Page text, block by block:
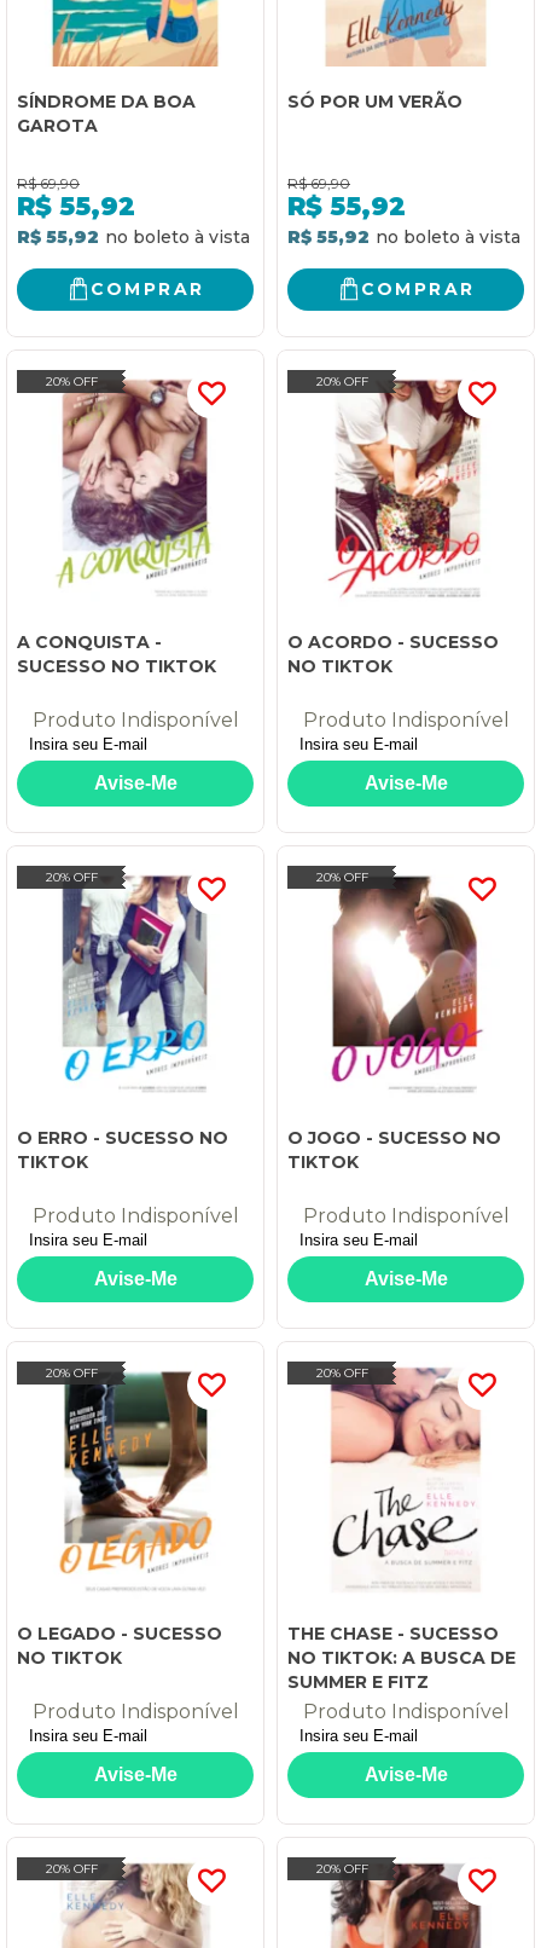
SÍNDROME DA BOA
GAROTA
R$ 69,90
R$ 55,92
R$ 55,92
COMPRAR
SÓ POR UM VERÃO
R$ 69,90
R$ 55,92
R$ 55,92
COMPRAR
20% OFF
A CONQUISTA -
SUCESSO NO TIKTOK
Produto Indisponível
20% OFF
O ACORDO - SUCESSO
NO TIKTOK
Produto Indisponível
20% OFF
O ERRO - SUCESSO NO
TIKTOK
Produto Indisponível
20% OFF
O JOGO - SUCESSO NO
TIKTOK
Produto Indisponível
20% OFF
O LEGADO - SUCESSO
NO TIKTOK
Produto Indisponível
20% OFF
THE CHASE - SUCESSO
NO TIKTOK: A BUSCA DE
SUMMER E FITZ
Produto Indisponível
20% OFF 20% OFF